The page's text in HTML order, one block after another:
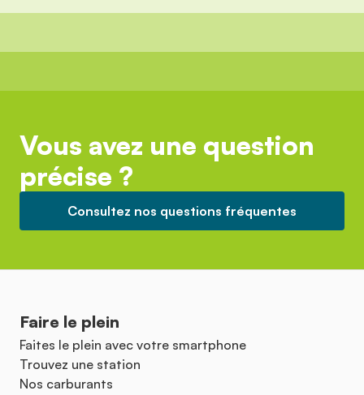
Vous avez une question
précise ?
Consultez nos questions fréquentes
Faire le plein
Faites le plein avec votre smartphone
Trouvez une station
Nos carburants